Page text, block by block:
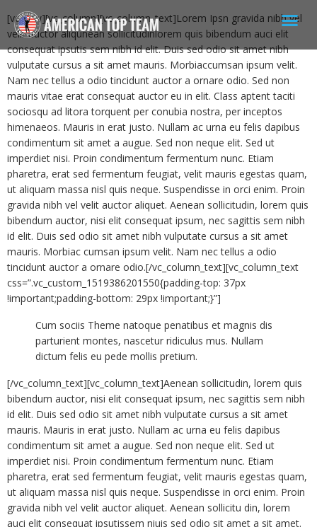
[vc_row][vc_column][vc_column_text]Lorem Ipsn gravida nibh vel
velit auctor aliqunean sollicitudinlorem quis bibendum auci elit
consequat ipsutis sem nibh id elit. Duis sed odio sit amet nibh
vulputate cursus a sit amet mauris. Morbiaccumsan ipsum velit.
Nam nec tellus a odio tincidunt auctor a ornare odio. Sed non
mauris vitae erat consequat auctor eu in elit. Class aptent taciti
sociosqu ad litora torquent per conubia nostra, per inceptos
himenaeos. Mauris in erat justo. Nullam ac urna eu felis dapibus
condimentum sit amet a augue. Sed non neque elit. Sed ut
imperdiet nisi. Proin condimentum fermentum nunc. Etiam
pharetra, erat sed fermentum feugiat, velit mauris egestas quam,
ut aliquam massa nisl quis neque. Suspendisse in orci enim. Proin
gravida nibh vel velit auctor aliquet. Aenean sollicitudin, lorem quis
bibendum auctor, nisi elit consequat ipsum, nec sagittis sem nibh
id elit. Duis sed odio sit amet nibh vulputate cursus a sit amet
mauris. Morbiac cumsan ipsum velit. Nam nec tellus a odio
tincidunt auctor a ornare odio.[/vc_column_text][vc_column_text
css=”.vc_custom_1519386201550{padding-top: 37px
!important;padding-bottom: 29px !important;}”]
Cum sociis Theme natoque penatibus et magnis dis
parturient montes, nascetur ridiculus mus. Nullam
dictum felis eu pede mollis pretium.
[/vc_column_text][vc_column_text]Aenean sollicitudin, lorem quis
bibendum auctor, nisi elit consequat ipsum, nec sagittis sem nibh
id elit. Duis sed odio sit amet nibh vulputate cursus a sit amet
mauris. Mauris in erat justo. Nullam ac urna eu felis dapibus
condimentum sit amet a augue. Sed non neque elit. Sed ut
imperdiet nisi. Proin condimentum fermentum nunc. Etiam
pharetra, erat sed fermentum feugiat, velit mauris egestas quam,
ut aliquam massa nisl quis neque. Suspendisse in orci enim. Proin
gravida nibh vel velit auctor aliquet. Aenean sollicitu din, lorem
auci elit consequat ipsutissem niuis sed odio sit amet a sit amet.